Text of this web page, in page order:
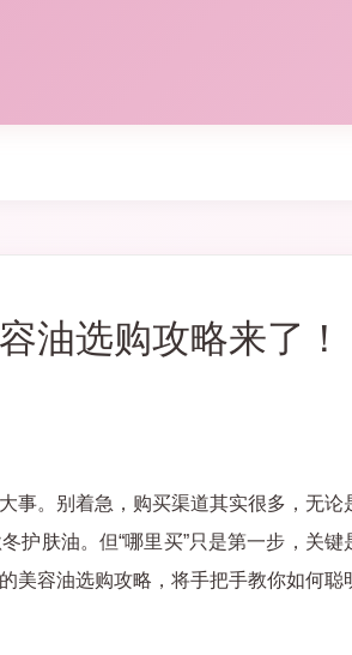
油选购攻略来了！
事。别着急，购买渠道其实很多，无论
护肤油。但“哪里买”只是第一步，关键
美容油选购攻略，将手把手教你如何聪